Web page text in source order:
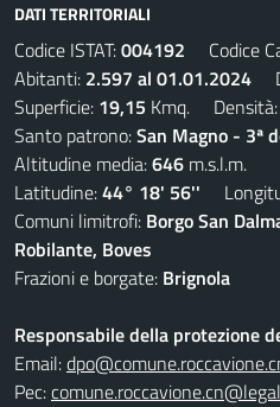
DATI TERRITORIALI
Codice ISTAT:004192 Codice
Abitanti: 2.597 al 01.01.2024
Superficie: 19,15 Kmq. Densità:
Santo patrono:San Magno - 3ª
Altitudine media:646 m.s.l.m.
Latitudine:44° 18' 56''
Comuni limitrofi: Borgo San
Robilante, Boves
Frazioni e borgate: Brignola
Responsabile della protezione
Email:
Pec: